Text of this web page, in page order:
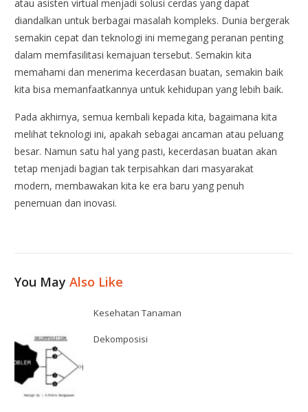
atau asisten virtual menjadi solusi cerdas yang dapat
diandalkan untuk berbagai masalah kompleks. Dunia bergerak
semakin cepat dan teknologi ini memegang peranan penting
dalam memfasilitasi kemajuan tersebut. Semakin kita
memahami dan menerima kecerdasan buatan, semakin baik
kita bisa memanfaatkannya untuk kehidupan yang lebih baik.
Pada akhirnya, semua kembali kepada kita, bagaimana kita
melihat teknologi ini, apakah sebagai ancaman atau peluang
besar. Namun satu hal yang pasti, kecerdasan buatan akan
tetap menjadi bagian tak terpisahkan dari masyarakat
modern, membawakan kita ke era baru yang penuh
penemuan dan inovasi.
You MayAlso Like
Kesehatan Tanaman
Dekomposisi